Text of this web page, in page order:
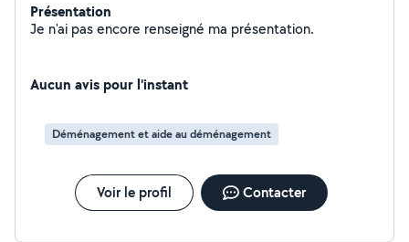
Présentation
Je n'ai pas encore renseigné ma présentation.
Aucun avis pour l'instant
Déménagement et aide au déménagement
Voir le profil Contacter